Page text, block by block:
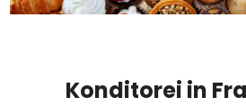
Konditorei in